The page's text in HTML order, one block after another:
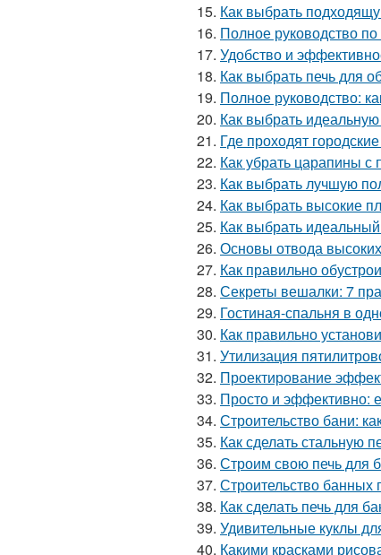
15. Как выбрать
16. Полное руководство
17. Удобство и
18. Как выбрать печь для
19. Полное руководство:
20. Как выбрать
21. Где проходят
22. Как убрать царапины
23. Как выбрать лучшую
24. Как выбрать высокие
25. Как выбрать
26. Основы отвода
27. Как правильно
28. Секреты вешалки: 7
29. Гостиная-спальня в
30. Как правильно
31. Утилизация
32. Проектирование
33. Просто и эффективно:
34. Строительство бани:
35. Как сделать стальную
36. Строим свою печь для
37. Строительство
38. Как сделать печь для
39. Удивительные куклы
40. Какими красками